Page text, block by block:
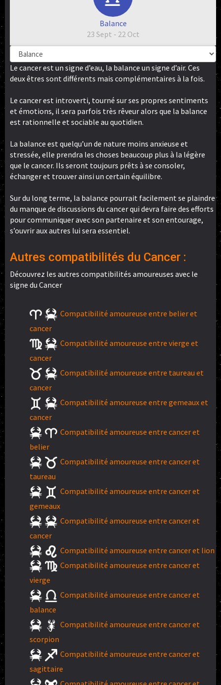
Balance
23 Sept - 22 Oct
Le cancer est un signe d’eau, la balance un signe d’air. Ces
deux êtres sont différents mais complémentaires à la fois.
Le cancer est introverti, tourné sur ses propres sentiments
et émotions, il sera parfois très rêveur alors que la balance
est rationnelle et sociable au quotidien.
La balance est quelqu’un de nature moins anxieuse et
stressée, elle prendra les choses beaucoup plus à la légère
que le cancer. Ils seront toujours prêts à se consoler,
échanger et trouver ainsi un certain équilibre.
Sur du long terme, la balance pourrait facilement se plaindre
du manque de discussions du cancer qui devra faire des efforts
pour communiquer avec son partenaire et son entourage,
s’ouvrir aux autres lui sera essentiel.
Autres compatibilités du Cancer :
Découvrez les autres compatibilités amoureuses avec le
signe du Cancer
Compatibilité amoureuse entre belier et
cancer
Compatibilité amoureuse entre vierge et
cancer
Compatibilité amoureuse entre taureau et
cancer
Compatibilité amoureuse entre gemeaux et
cancer
Compatibilité amoureuse entre cancer et
belier
Compatibilité amoureuse entre cancer et
taureau
Compatibilité amoureuse entre cancer et
gemeaux
Compatibilité amoureuse entre cancer et
cancer
Compatibilité amoureuse entre cancer et lion
Compatibilité amoureuse entre cancer et
vierge
Compatibilité amoureuse entre cancer et
balance
Compatibilité amoureuse entre cancer et
scorpion
Compatibilité amoureuse entre cancer et
sagittaire